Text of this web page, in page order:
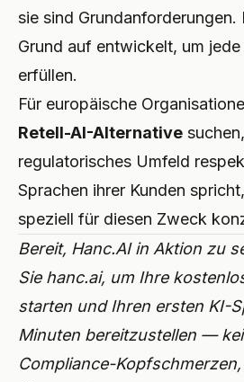
sie sind
Grund auf entwickelt, um
erfüllen.
Für europäische
Retell-AI-Alternative
regulatorisches Umfeld
Sprachen ihrer Kunden
speziell für diesen Zweck
Bereit, Hanc.AI in Aktion zu
Sie hanc.ai, um Ihre
starten und Ihren ersten KI-
Minuten bereitzustellen —
Compliance-